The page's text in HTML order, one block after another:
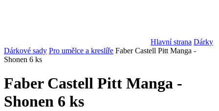
Hlavní strana Dárky
Dárkové sady Pro umělce a kreslíře Faber Castell Pitt Manga -
Shonen 6 ks
Faber Castell Pitt Manga -
Shonen 6 ks